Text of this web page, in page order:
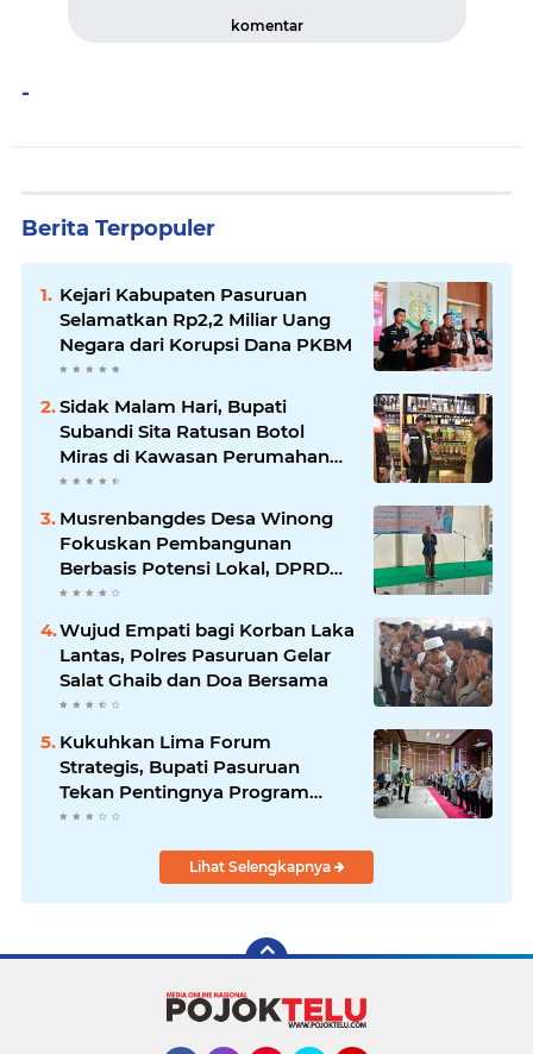
komentar
-
Berita Terpopuler
Kejari Kabupaten Pasuruan
Selamatkan Rp2,2 Miliar Uang
Negara dari Korupsi Dana PKBM
Sidak Malam Hari, Bupati
Subandi Sita Ratusan Botol
Miras di Kawasan Perumahan
Sidoarjo
Musrenbangdes Desa Winong
Fokuskan Pembangunan
Berbasis Potensi Lokal, DPRD
Optimistis Meski Dihantam
Wujud Empati bagi Korban Laka
Lantas, Polres Pasuruan Gelar
Salat Ghaib dan Doa Bersama
Kukuhkan Lima Forum
Strategis, Bupati Pasuruan
Tekan Pentingnya Program
Nyata untuk Rakyat
Lihat Selengkapnya